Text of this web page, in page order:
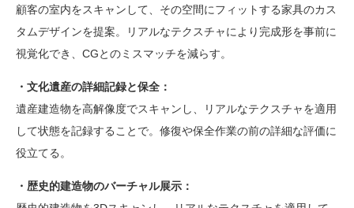
顧客の室内をスキャンして、その空間にフィットする家具のカス
タムデザインを提案。リアルなテクスチャにより完成形を事前に
視覚化でき、CGとのミスマッチを減らす。
・文化遺産の詳細記録と保全：
遺産建造物を高解像度でスキャンし、リアルなテクスチャを適用
して状態を記録することで。修復や保全作業の前の詳細な評価に
役立てる。
・歴史的建造物のバーチャル展示：